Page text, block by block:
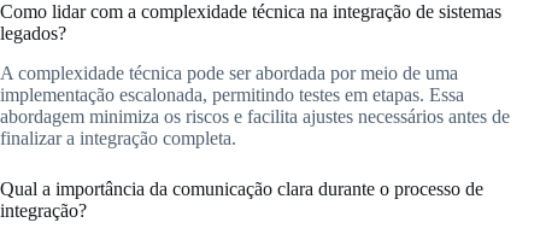
Como lidar com a complexidade técnica na integração de sistemas
legados?
A complexidade técnica pode ser abordada por meio de uma
implementação escalonada, permitindo testes em etapas. Essa
abordagem minimiza os riscos e facilita ajustes necessários antes de
finalizar a integração completa.
Qual a importância da comunicação clara durante o processo de
integração?